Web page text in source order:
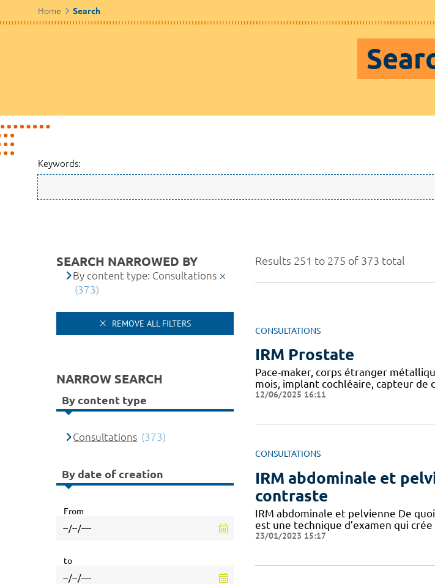
Home Search
Keywords:
Results 251 to 275 of 373 total
CONSULTATIONS
IRM Prostate
Pace-maker, corps étranger
mois, implant cochléaire, capteur de
12/06/2025 16:11
CONSULTATIONS
IRM abdominale et
contraste
IRM abdominale et pelvienne De
est une technique d’examen qui crée
23/01/2023 15:17
SEARCH NARROWED BY
By content type: Consultations
(373)
REMOVE ALL FILTERS
NARROW SEARCH
By content type
Consultations (373)
By date of creation
From
to